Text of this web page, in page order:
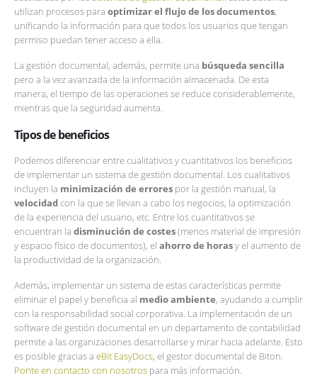
utilizan procesos para optimizar el flujo de los documentos,
unificando la información para que todos los usuarios que tengan
permiso puedan tener acceso a ella.
La gestión documental, además, permite una búsqueda sencilla
pero a la vez avanzada de la información almacenada. De esta
manera, el tiempo de las operaciones se reduce considerablemente,
mientras que la seguridad aumenta.
Tipos de beneficios
Podemos diferenciar entre cualitativos y cuantitativos los beneficios
de implementar un sistema de gestión documental. Los cualitativos
incluyen la minimización de errores por la gestión manual, la
velocidadcon la que se llevan a cabo los negocios, la optimización
de la experiencia del usuario, etc. Entre los cuantitativos se
encuentran la disminución de costes(menos material de impresión
y espacio físico de documentos), el ahorro de horasy el aumento de
la productividad de la organización.
Además, implementar un sistema de estas características permite
eliminar el papel y beneficia al medio ambiente, ayudando a cumplir
con la responsabilidad social corporativa. La implementación de un
software de gestión documental en un departamento de contabilidad
permite a las organizaciones desarrollarse y mirar hacia adelante. Esto
es posible gracias a eBit EasyDocs, el gestor documental de Biton.
Ponte en contacto con nosotros para más información.